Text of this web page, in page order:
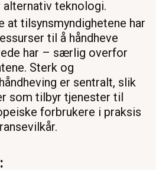
teknologi.
at tilsynsmyndighetene har
til å håndheve
har – særlig overfor
Sterk og
er sentralt, slik
som tilbyr tjenester til
forbrukere i praksis